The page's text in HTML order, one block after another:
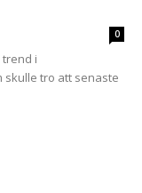
0
i
skulle tro att senaste